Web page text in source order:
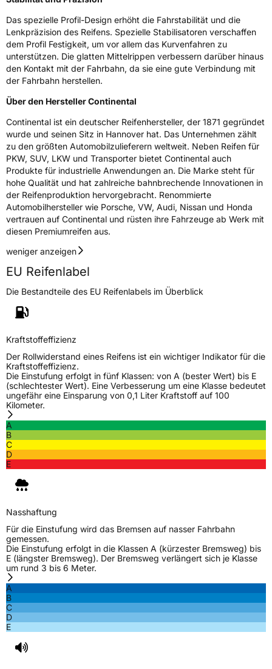
Das spezielle Profil-Design erhöht die Fahrstabilität und die
Lenkpräzision des Reifens. Spezielle Stabilisatoren verschaffen
dem Profil Festigkeit, um vor allem das Kurvenfahren zu
unterstützen. Die glatten Mittelrippen verbessern darüber hinaus
den Kontakt mit der Fahrbahn, da sie eine gute Verbindung mit
der Fahrbahn herstellen.
Über den Hersteller Continental
Continental ist ein deutscher Reifenhersteller, der 1871 gegründet
wurde und seinen Sitz in Hannover hat. Das Unternehmen zählt
zu den größten Automobilzulieferern weltweit. Neben Reifen für
PKW, SUV, LKW und Transporter bietet Continental auch
Produkte für industrielle Anwendungen an. Die Marke steht für
hohe Qualität und hat zahlreiche bahnbrechende Innovationen in
der Reifenproduktion hervorgebracht. Renommierte
Automobilhersteller wie Porsche, VW, Audi, Nissan und Honda
vertrauen auf Continental und rüsten ihre Fahrzeuge ab Werk mit
diesen Premiumreifen aus.
weniger anzeigen
EU Reifenlabel
Die Bestandteile des EU Reifenlabels im Überblick
Kraftstoffeffizienz
Der Rollwiderstand eines Reifens ist ein wichtiger Indikator für die
Kraftstoffeffizienz.
Die Einstufung erfolgt in fünf Klassen: von A (bester Wert) bis E
(schlechtester Wert). Eine Verbesserung um eine Klasse bedeutet
ungefähr eine Einsparung von 0,1 Liter Kraftstoff auf 100
Kilometer.
A
B
C
D
E
Nasshaftung
Für die Einstufung wird das Bremsen auf nasser Fahrbahn
gemessen.
Die Einstufung erfolgt in die Klassen A (kürzester Bremsweg) bis
E (längster Bremsweg). Der Bremsweg verlängert sich je Klasse
um rund 3 bis 6 Meter.
A
B
C
D
E